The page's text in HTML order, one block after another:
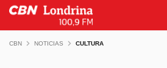
CBN NOTICIAS CULTURA